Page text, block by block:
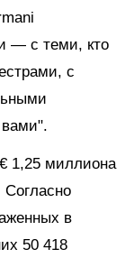
— с теми, кто
с
€ 1,25 миллиона
Согласно
в
50 418